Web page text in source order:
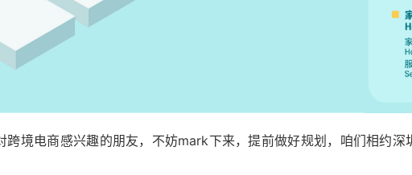
境电商感兴趣的朋友，不妨mark下来，提前做好规划，咱们相约